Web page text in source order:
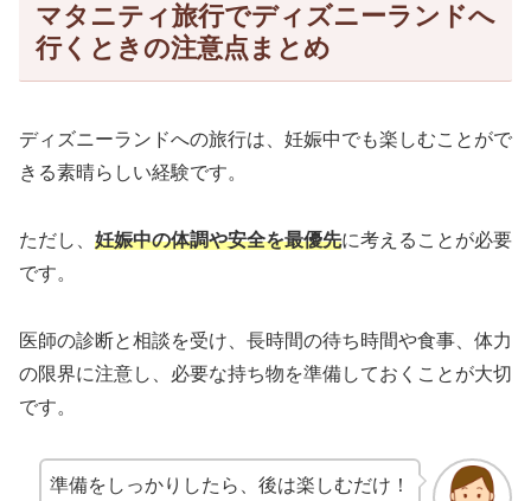
マタニティ旅行でディズニーランドへ
行くときの注意点まとめ
ディズニーランドへの旅行は、妊娠中でも楽しむことがで
きる素晴らしい経験です。
ただし、 妊娠中の体調や安全を最優先に考えることが必要
です。
医師の診断と相談を受け、長時間の待ち時間や食事、体力
の限界に注意し、必要な持ち物を準備しておくことが大切
です。
準備をしっかりしたら、後は楽しむだけ！